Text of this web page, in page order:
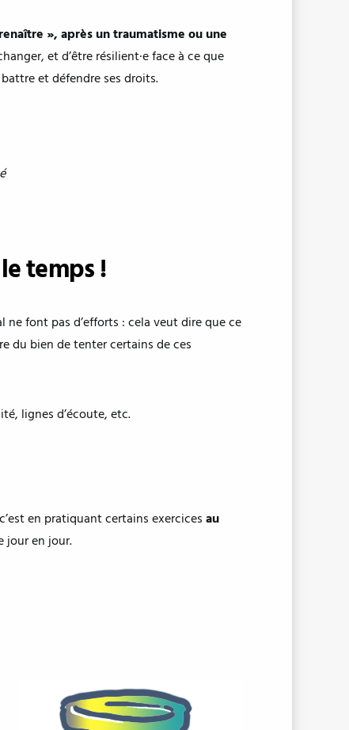
», après un traumatisme ou une
et d’être résilient·e face à ce que
battre et défendre ses droits.
temps !
ne font pas d’efforts : cela veut dire que ce
du bien de tenter certains de ces
lignes d’écoute, etc.
en pratiquant certains exercices au
jour en jour.